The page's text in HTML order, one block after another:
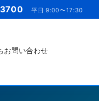
平日 9:00〜17:30
お問い合わせ